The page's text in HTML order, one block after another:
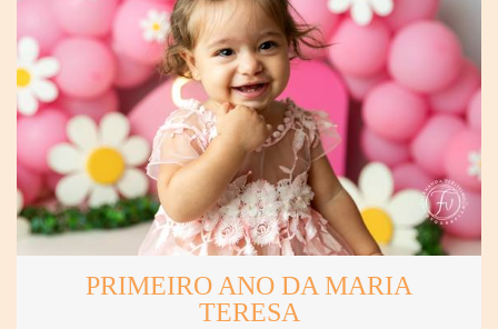
PRIMEIRO ANO DA MARIA
TERESA